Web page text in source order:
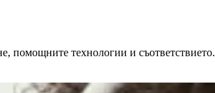
помощните технологии и съответствието.